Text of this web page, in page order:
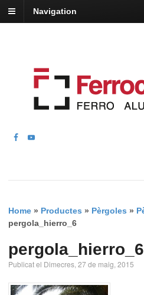
Navigation
Home » Productes » Pèrgoles »
pergola_hierro_6
pergola_hierro_6
Publicat el Dimecres, 27 de maig, 2015